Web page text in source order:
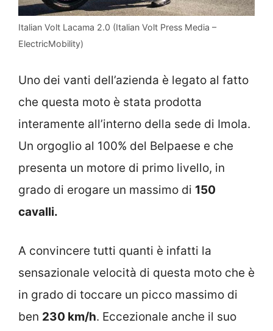
Italian Volt Lacama 2.0 (Italian Volt Press Media –
ElectricMobility)
Uno dei vanti dell’azienda è legato al fatto
che questa moto è stata prodotta
interamente all’interno della sede di Imola.
Un orgoglio al 100% del Belpaese e che
presenta un motore di primo livello, in
grado di erogare un massimo di 150
cavalli.
A convincere tutti quanti è infatti la
sensazionale velocità di questa moto che è
in grado di toccare un picco massimo di
ben 230 km/h. Eccezionale anche il suo